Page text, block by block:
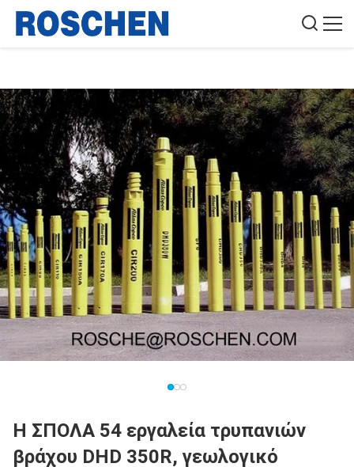
Η ΣΠΟΛΑ 54 εργαλεία τρυπανιών
βράχου DHD 350R, γεωλογικό